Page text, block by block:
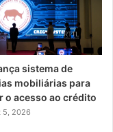
sistema de
mobiliárias para
o acesso ao crédito
5, 2026